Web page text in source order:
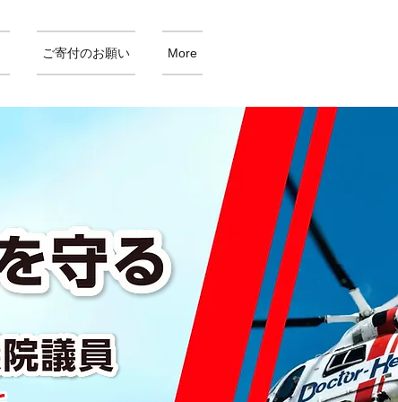
ご寄付のお願い More